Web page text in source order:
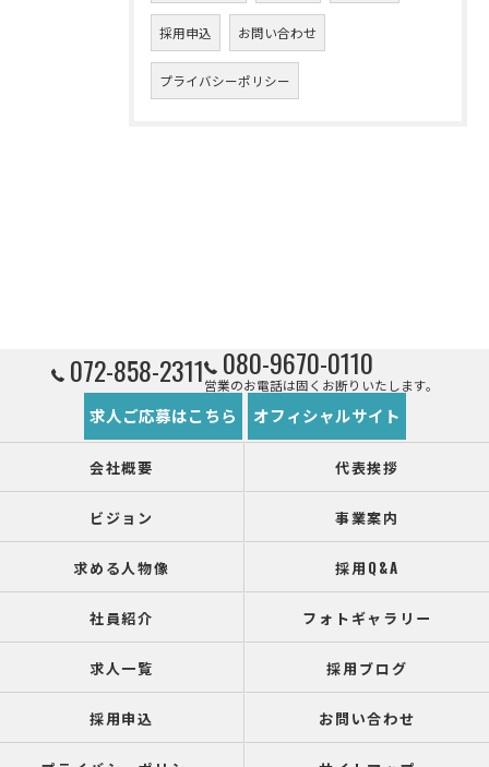
採用申込 お問い合わせ
プライバシーポリシー
072-858-2311 080-9670-0110
営業のお電話は固くお断りいたします。
求人ご応募はこちら オフィシャルサイト
会社概要 代表挨拶
ビジョン 事業案内
求める人物像 採用Q&A
社員紹介 フォトギャラリー
求人一覧 採用ブログ
採用申込 お問い合わせ